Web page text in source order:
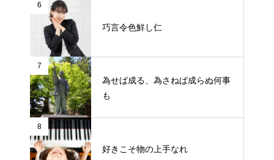
6
巧言令色鮮し仁
7
為せば成る、為さねば成らぬ何事
も
8
好きこそ物の上手なれ